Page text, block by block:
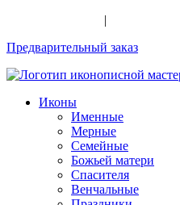
|
Предварительный заказ
Иконы
Именные
Мерные
Семейные
Божьей матери
Спасителя
Венчальные